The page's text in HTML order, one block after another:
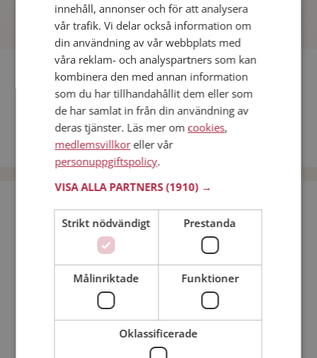
Fler singlar
Andra singlar från Stockholm
Dejta män i Sverige
Dejta kvinnor i Sverige
Bli medlem utan kostnad!
Kvinna
Min ålder:
innehåll, annonser och för att analysera
vår trafik. Vi delar också information om
din användning av vår webbplats med
våra reklam- och analyspartners som kan
kombinera den med annan information
som du har tillhandahållit dem eller som
de har samlat in från din användning av
deras tjänster. Läs mer om cookies,
medlemsvillkoreller vår
personuppgiftspolicy.
VISA ALLA PARTNERS(1910) →
Strikt nödvändigt Prestanda
Målinriktade Funktioner
Oklassificerade